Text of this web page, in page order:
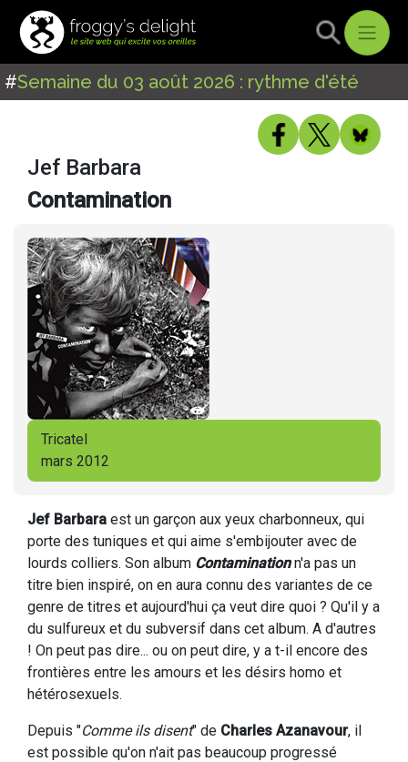
#Semaine du 03 août 2026 : rythme d'été
Jef Barbara
Contamination
Tricatel
mars 2012
Jef Barbara est un garçon aux yeux charbonneux, qui
porte des tuniques et qui aime s'embijouter avec de
lourds colliers. Son album Contaminationn'a pas un
titre bien inspiré, on en aura connu des variantes de ce
genre de titres et aujourd'hui ça veut dire quoi ? Qu'il y a
du sulfureux et du subversif dans cet album. A d'autres
! On peut pas dire... ou on peut dire, y a t-il encore des
frontières entre les amours et les désirs homo et
hétérosexuels.
Depuis "Comme ils disent" de Charles Azanavour, il
est possible qu'on n'ait pas beaucoup progressé